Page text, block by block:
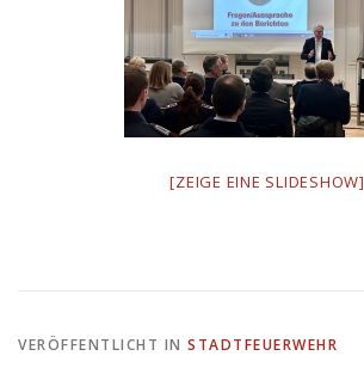
[ZEIGE EINE SLIDESHOW]
VERÖFFENTLICHT IN STADTFEUERWEHR